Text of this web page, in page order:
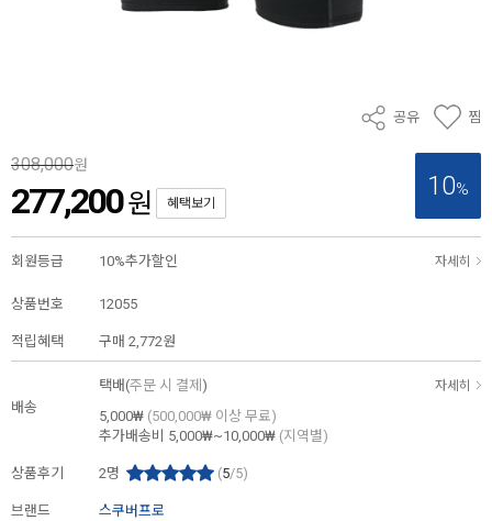
공유 찜
10%
308,000원
277,200원 혜택보기
회원등급 10%추가할인 자세히
상품번호 12055
적립혜택 구매 2,772원
배송
택배(주문 시 결제 ) 자세히
5,000₩ (500,000₩ 이상 무료)
추가배송비
5,000₩~10,000₩ (지역별)
상품후기 2명 (5/5)
브랜드 스쿠버프로